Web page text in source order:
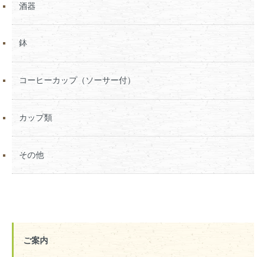
酒器
鉢
コーヒーカップ（ソーサー付）
カップ類
その他
ご案内